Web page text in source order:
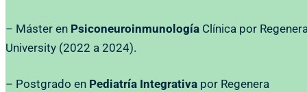
– Máster en Psiconeuroinmunología Clínica por
University (2022 a 2024).
– Postgrado en Pediatría Integrativa por Regenera